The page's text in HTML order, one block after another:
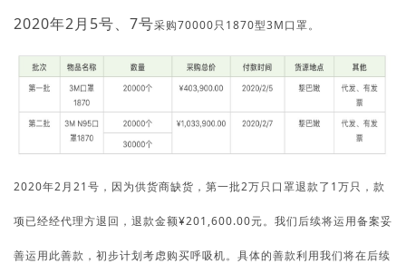
2020年2月5号、7号采购70000只1870型3M口罩。
2020年2月21号，因为供货商缺货，第一批2万只口罩退款了1万只，款
项已经经代理方退回，退款金额¥201,600.00元。我们后续将运用备案妥
善运用此善款，初步计划考虑购买呼吸机。具体的善款利用我们将在后续